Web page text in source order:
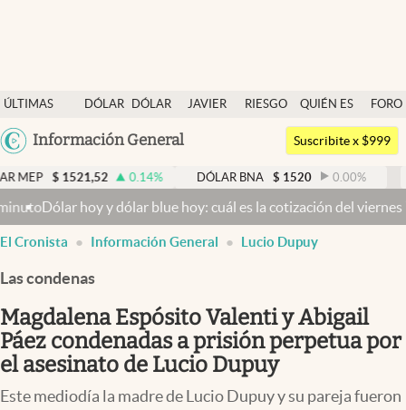
ÚLTIMAS
NOTICIAS
DÓLAR
DÓLAR
JAVIER
RIESGO
QUIÉN ES
QUIÉN
FORO
Argentina
México
Información General
Dólar
Members
Economía y Política
Finanzas y Mercados
Mercados Online
Negocios
Columnistas
Otras secciones
Suscribite x $999
0.14% DÓLAR BNA $ 1520 0.00% DÓLAR
hoy y dólar blue hoy: cuál es la cotización del viernes 7 de
El Cronista Información General Lucio Dupuy
Las condenas
Magdalena Espósito Valenti y Abigail
Páez condenadas a prisión perpetua por
el asesinato de Lucio Dupuy
Este mediodía la madre de Lucio Dupuy y su pareja fueron